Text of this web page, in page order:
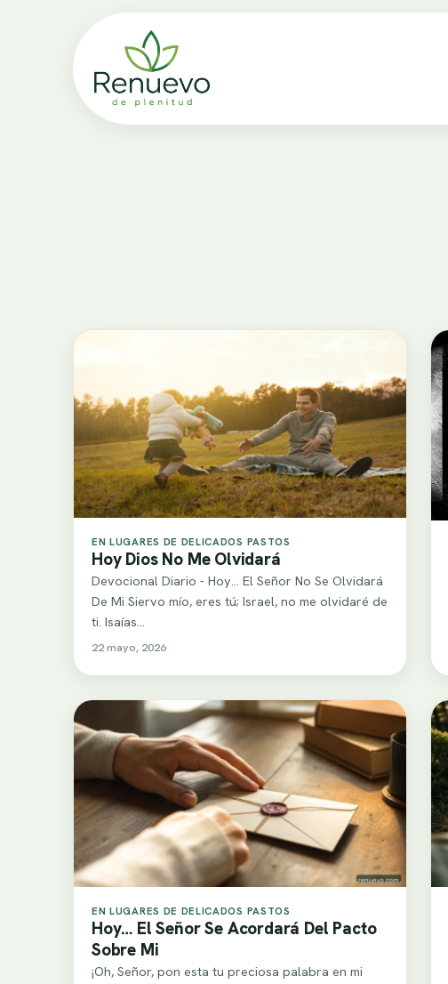
EN LUGARES DE DELICADOS PASTOS
Hoy Dios No Me Olvidará
Devocional Diario - Hoy... El Señor No Se Olvidará
De Mi Siervo mío, eres tú; Israel, no me olvidaré de
ti. Isaías…
22 mayo, 2026
EN LUGARES DE DELICADOS PASTOS
Hoy… El Señor Se Acordará Del Pacto
Sobre Mi
¡Oh, Señor, pon esta tu preciosa palabra en mi